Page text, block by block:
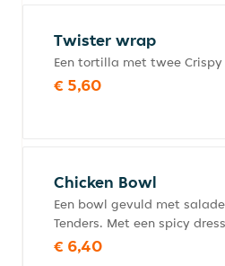
Twister wrap
Een tortilla met twee
€ 5,60
Chicken Bowl
Een bowl gevuld met
Tenders. Met een spicy
€ 6,40